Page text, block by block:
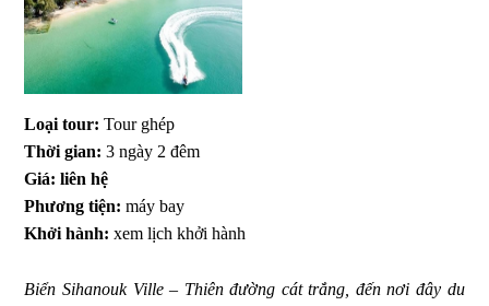
Loại tour:Tour ghép
Thời gian:3 ngày 2 đêm
Giá: liên hệ
Phương tiện:máy bay
Khởi hành:xem lịch khởi hành
Biển Sihanouk Ville – Thiên đường cát trắng, đến nơi đây du